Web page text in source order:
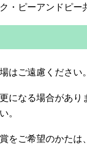
・ピーアンドピー
はご遠慮ください。
になる場合があり
。
をご希望のかたは